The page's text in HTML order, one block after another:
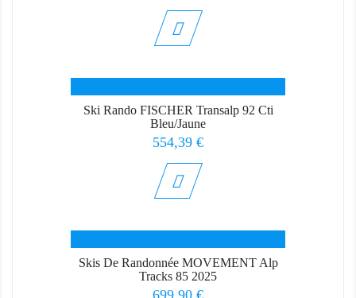
Ski Rando FISCHER Transalp 92 Cti
Bleu/Jaune
Prix
554,39 €
Skis De Randonnée MOVEMENT Alp
Tracks 85 2025
Prix